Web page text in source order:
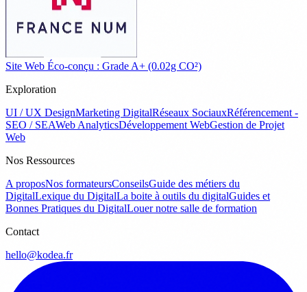
Site Web Éco-conçu : Grade A+ (0.02g CO²)
Exploration
UI / UX DesignMarketing DigitalRéseaux SociauxRéférencement -
SEO / SEAWeb AnalyticsDéveloppement WebGestion de Projet
Web
Nos Ressources
A proposNos formateursConseilsGuide des métiers du
DigitalLexique du DigitalLa boite à outils du digitalGuides et
Bonnes Pratiques du DigitalLouer notre salle de formation
Contact
hello@kodea.fr